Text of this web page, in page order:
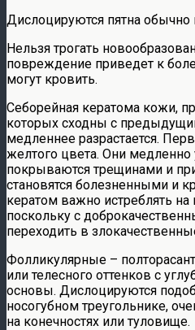
Дислоцируются пятна обычно
Нельзя трогать
повреждение приведет к
могут кровить.
Себорейная кератома кожи,
которых сходны с
медленнее разрастается.
желтого цвета. Они медленно
покрываются трещинами и
становятся болезненными и
кератом важно истреблять на
поскольку с
переходить в
Фолликулярные –
или телесного оттенков с
основы. Дислоцируются
носогубном треугольнике,
на конечностях или туловище.